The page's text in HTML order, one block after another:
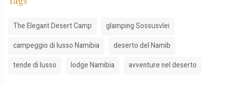
The Elegant Desert Camp
glamping Sossusvlei
campeggio di lusso Namibia
deserto del Namib
tende di lusso
lodge Namibia avventure nel deserto